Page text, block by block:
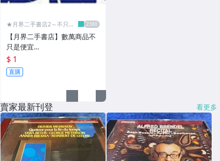
★月界二手書店2～不只是
【月界二手書店】數萬商品不
只是便宜…
$ 1
直購
賣家最新刊登 看更多